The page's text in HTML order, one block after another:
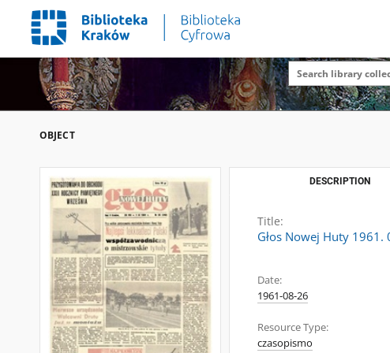
OBJECT
DESCRIPTION
Title:
Głos Nowej Huty 1961.
Date:
1961-08-26
Resource Type:
czasopismo